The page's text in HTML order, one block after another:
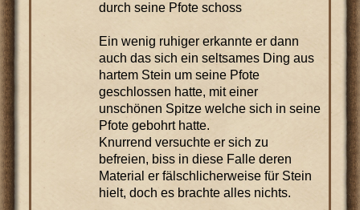
durch seine Pfote schoss
Ein wenig ruhiger erkannte er dann
auch das sich ein seltsames Ding aus
hartem Stein um seine Pfote
geschlossen hatte, mit einer
unschönen Spitze welche sich in seine
Pfote gebohrt hatte.
Knurrend versuchte er sich zu
befreien, biss in diese Falle deren
Material er fälschlicherweise für Stein
hielt, doch es brachte alles nichts.